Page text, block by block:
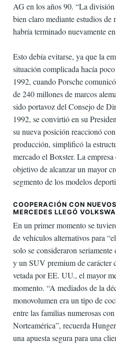
AG en los años 90. “La
bien claro mediante estudios de
habría terminado nuevamente
Esto debía evitarse, ya que la
situación complicada hacía
1992, cuando Porsche
de 240 millones de marcos
sido portavoz del Consejo de
1992, se convirtió en su
su nueva posición reaccionó
producción, simplificó la
mercado el Boxster. La
objetivo de alcanzar un mayor
segmento de los modelos
COOPERACIÓN CON
MERCEDES LLEGÓ
En un primer momento se
de vehículos alternativos para
solo se consideraron
y un SUV premium de carácter
vetada por EE. UU., el mayor
momento. “A mediados de la
monovolumen era un tipo de
entre las familias numerosas
Norteamérica”, recuerda
una apuesta segura para una